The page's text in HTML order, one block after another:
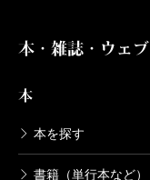
本・雑誌・ウェブ
本
本を探す
書籍（単行本など）